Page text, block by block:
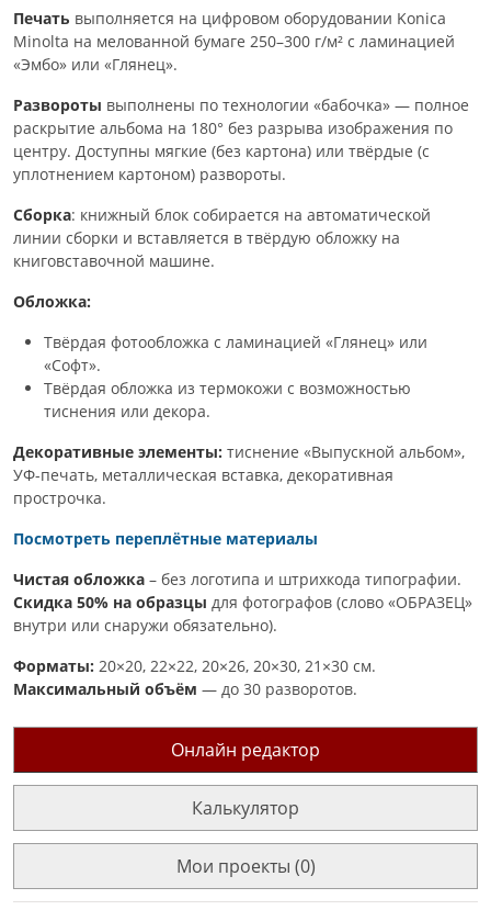
Печать выполняется на цифровом оборудовании Konica
Minolta на мелованной бумаге 250–300 г/м² с ламинацией
«Эмбо» или «Глянец».
Развороты выполнены по технологии «бабочка» — полное
раскрытие альбома на 180° без разрыва изображения по
центру. Доступны мягкие (без картона) или твёрдые (с
уплотнением картоном) развороты.
Сборка: книжный блок собирается на автоматической
линии сборки и вставляется в твёрдую обложку на
книговставочной машине.
Обложка:
Твёрдая фотообложка с ламинацией «Глянец» или
«Софт».
Твёрдая обложка из термокожи с возможностью
тиснения или декора.
Декоративные элементы: тиснение «Выпускной альбом»,
УФ-печать, металлическая вставка, декоративная
прострочка.
Посмотреть переплётные материалы
Чистая обложка – без логотипа и штрихкода типографии.
Скидка 50% на образцы для фотографов (слово «ОБРАЗЕЦ»
внутри или снаружи обязательно).
Форматы: 20×20, 22×22, 20×26, 20×30, 21×30 см.
Максимальный объём — до 30 разворотов.
Онлайн редактор
Калькулятор
Мои проекты (0)